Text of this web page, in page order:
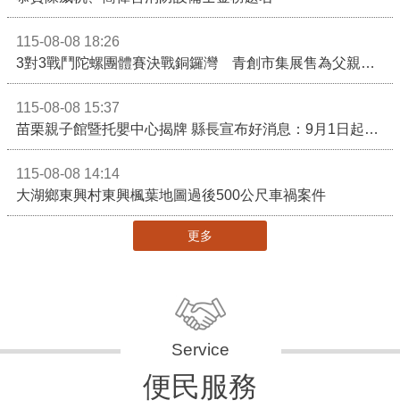
115-08-08 18:26
3對3戰鬥陀螺團體賽決戰銅鑼灣 青創市集展售為父親節增添繽紛
115-08-08 15:37
苗栗親子館暨托嬰中心揭牌 縣長宣布好消息：9月1日起調降臨時托嬰費用
115-08-08 14:14
大湖鄉東興村東興楓葉地圖過後500公尺車禍案件
更多
便民服務